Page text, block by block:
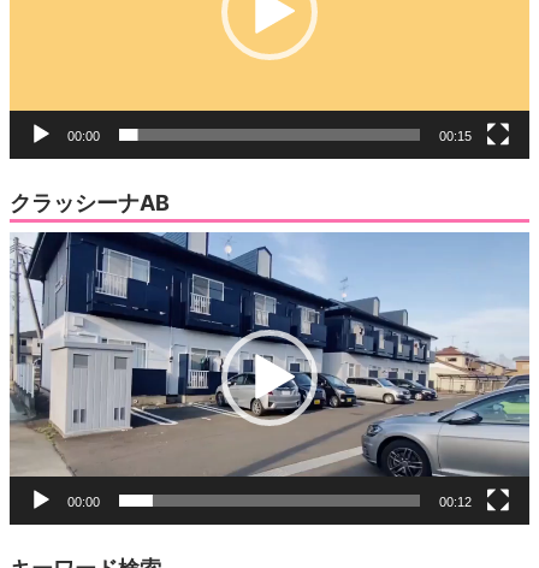
00:00 00:15
クラッシーナAB
動
画
プ
レ
ー
ヤ
ー
00:00 00:12